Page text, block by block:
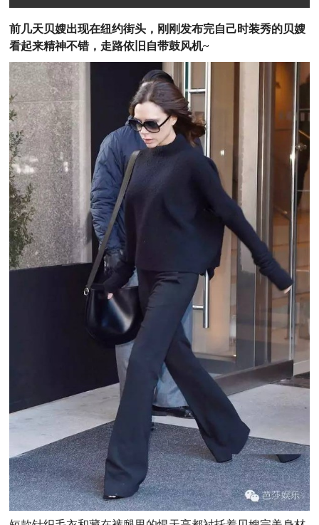
前几天贝嫂出现在纽约街头，刚刚发布完自己时装秀的贝嫂
看起来精神不错，走路依旧自带鼓风机~